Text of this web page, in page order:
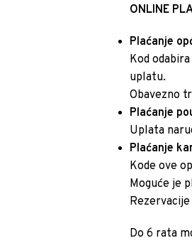
ONLINE
Plaćanje
Kod
uplatu.
Obavezno
Plaćanje
Uplata
Plaćanje
Kode ove
Moguće je
Do 6 rata